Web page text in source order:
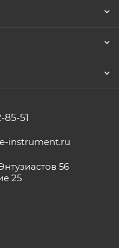
85-51
instrument.ru
56
25